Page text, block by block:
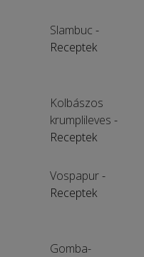
Slambuc -
Receptek
Kolbászos
krumplileves -
Receptek
Vospapur-
Receptek
Gomba-